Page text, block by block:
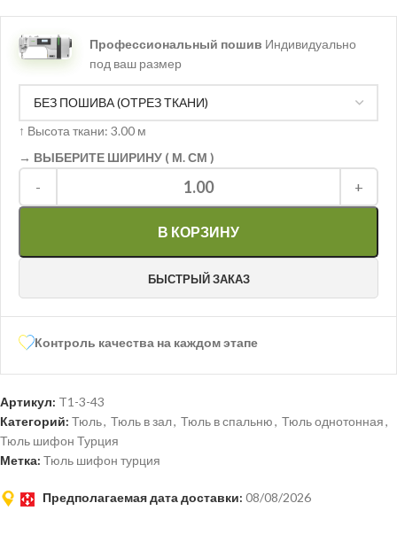
Профессиональный пошив Индивидуально
под ваш размер
↑ Высота ткани: 3.00 м
→ ВЫБЕРИТЕ ШИРИНУ ( М. СМ )
- +
1.00
В КОРЗИНУ
БЫСТРЫЙ ЗАКАЗ
Контроль качества на каждом этапе
Артикул: T1-3-43
Категорий: Тюль, Тюль в зал, Тюль в спальню, Тюль однотонная,
Тюль шифон Турция
Метка: Тюль шифон турция
Предполагаемая дата доставки: 08/08/2026